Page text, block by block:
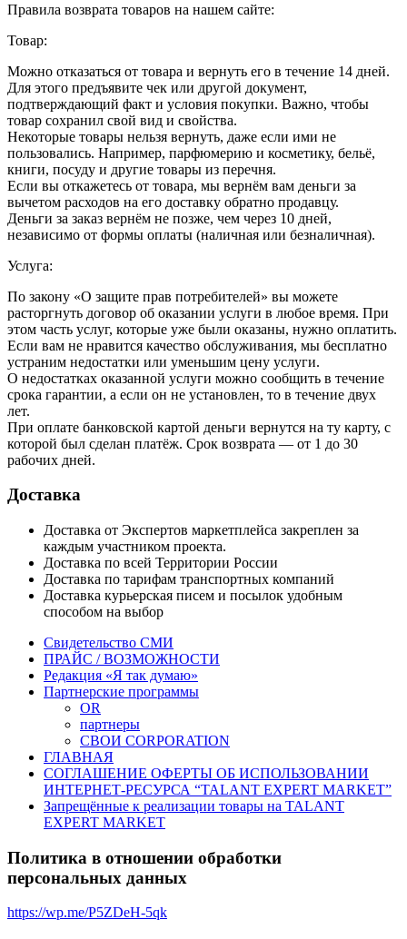
Правила возврата товаров на нашем сайте:
Товар:
Можно отказаться от товара и вернуть его в течение 14 дней.
Для этого предъявите чек или другой документ,
подтверждающий факт и условия покупки. Важно, чтобы
товар сохранил свой вид и свойства.
Некоторые товары нельзя вернуть, даже если ими не
пользовались. Например, парфюмерию и косметику, бельё,
книги, посуду и другие товары из перечня.
Если вы откажетесь от товара, мы вернём вам деньги за
вычетом расходов на его доставку обратно продавцу.
Деньги за заказ вернём не позже, чем через 10 дней,
независимо от формы оплаты (наличная или безналичная).
Услуга:
По закону «О защите прав потребителей» вы можете
расторгнуть договор об оказании услуги в любое время. При
этом часть услуг, которые уже были оказаны, нужно оплатить.
Если вам не нравится качество обслуживания, мы бесплатно
устраним недостатки или уменьшим цену услуги.
О недостатках оказанной услуги можно сообщить в течение
срока гарантии, а если он не установлен, то в течение двух
лет.
При оплате банковской картой деньги вернутся на ту карту, с
которой был сделан платёж. Срок возврата — от 1 до 30
рабочих дней.
Доставка
Доставка от Экспертов маркетплейса закреплен за
каждым участником проекта.
Доставка по всей Территории России
Доставка по тарифам транспортных компаний
Доставка курьерская писем и посылок удобным
способом на выбор
Свидетельство СМИ
ПРАЙС / ВОЗМОЖНОСТИ
Редакция «Я так думаю»
Партнерские программы
OR
партнеры
СВОИ CORPORATION
ГЛАВНАЯ
СОГЛАШЕНИЕ ОФЕРТЫ ОБ ИСПОЛЬЗОВАНИИ
ИНТЕРНЕТ-РЕСУРСА “TALANT EXPERT MARKET”
Запрещённые к реализации товары на TALANT
EXPERT MARKET
Политика в отношении обработки
персональных данных
https://wp.me/P5ZDeH-5qk